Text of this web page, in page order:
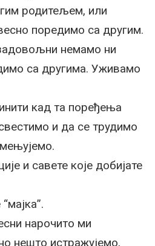
родитељем, или
поредимо са другим.
немамо ни
са другима. Уживамо
кад та поређења
и да се трудимо
и савете које добијате
нарочито ми
нешто истражујемо,